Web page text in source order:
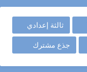
ثالثة إعدادي
جذع مشترك